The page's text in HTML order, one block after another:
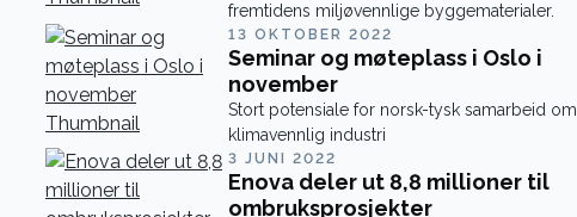
fremtidens miljøvennlige byggematerialer.
13 OKTOBER 2022
Seminar og møteplass i Oslo i
november
Stort potensiale for norsk-tysk samarbeid om
klimavennlig industri
3 JUNI 2022
Enova deler ut 8,8 millioner til
ombruksprosjekter